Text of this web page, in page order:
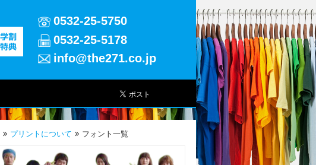
0532-25-5750
0532-25-5178
info@the271.co.jp
プリントについて フォント一覧